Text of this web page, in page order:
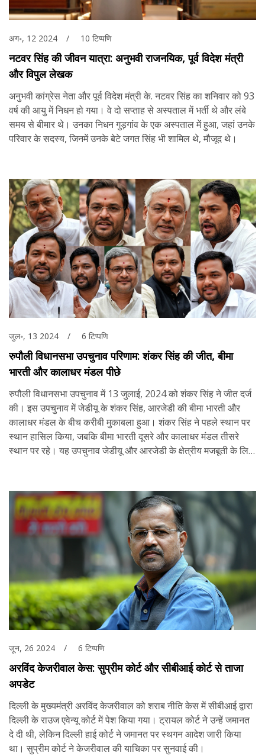
अग॰, 12 2024 10 टिप्पणि
नटवर सिंह की जीवन यात्रा: अनुभवी राजनयिक, पूर्व विदेश मंत्री
और विपुल लेखक
अनुभवी कांग्रेस नेता और पूर्व विदेश मंत्री के. नटवर सिंह का शनिवार को 93
वर्ष की आयु में निधन हो गया। वे दो सप्ताह से अस्पताल में भर्ती थे और लंबे
समय से बीमार थे। उनका निधन गुड़गांव के एक अस्पताल में हुआ, जहां उनके
परिवार के सदस्य, जिनमें उनके बेटे जगत सिंह भी शामिल थे, मौजूद थे।
जुल॰, 13 2024 6 टिप्पणि
रुपौली विधानसभा उपचुनाव परिणाम: शंकर सिंह की जीत, बीमा
भारती और कालाधर मंडल पीछे
रुपौली विधानसभा उपचुनाव में 13 जुलाई, 2024 को शंकर सिंह ने जीत दर्ज
की। इस उपचुनाव में जेडीयू के शंकर सिंह, आरजेडी की बीमा भारती और
कालाधर मंडल के बीच करीबी मुकाबला हुआ। शंकर सिंह ने पहले स्थान पर
स्थान हासिल किया, जबकि बीमा भारती दूसरे और कालाधर मंडल तीसरे
स्थान पर रहे। यह उपचुनाव जेडीयू और आरजेडी के क्षेत्रीय मजबूती के लिए
जून, 26 2024 6 टिप्पणि
अरविंद केजरीवाल केस: सुप्रीम कोर्ट और सीबीआई कोर्ट से ताजा
अपडेट
दिल्ली के मुख्यमंत्री अरविंद केजरीवाल को शराब नीति केस में सीबीआई द्वारा
दिल्ली के राउज एवेन्यू कोर्ट में पेश किया गया। ट्रायल कोर्ट ने उन्हें जमानत
दे दी थी, लेकिन दिल्ली हाई कोर्ट ने जमानत पर स्थगन आदेश जारी किया
था। सुप्रीम कोर्ट ने केजरीवाल की याचिका पर सुनवाई की।